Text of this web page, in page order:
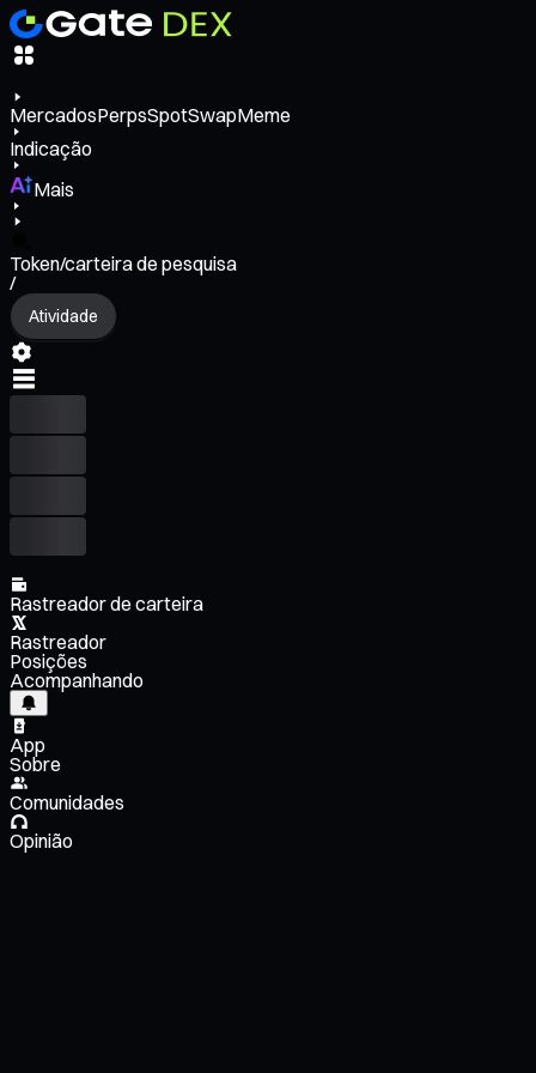
MercadosPerpsSpotSwapMeme
Indicação
Mais
Token/carteira de pesquisa
/
Atividade
Rastreador de carteira
Rastreador
Posições
Acompanhando
App
Sobre
Comunidades
Opinião